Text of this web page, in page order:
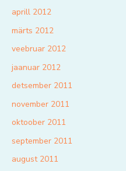
aprill 2012
märts 2012
veebruar 2012
jaanuar 2012
detsember 2011
november 2011
oktoober 2011
september 2011
august 2011